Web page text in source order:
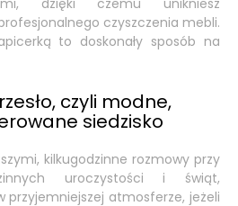
czyszczenia mebli.
to doskonały sposób na
czyli modne,
siedzisko
kilkugodzinne rozmowy przy
uroczystości i świąt,
przyjemniejszej atmosferze, jeżeli